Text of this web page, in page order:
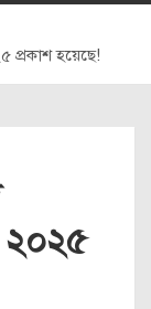
প্রকাশ হয়েছে!
২০২৫